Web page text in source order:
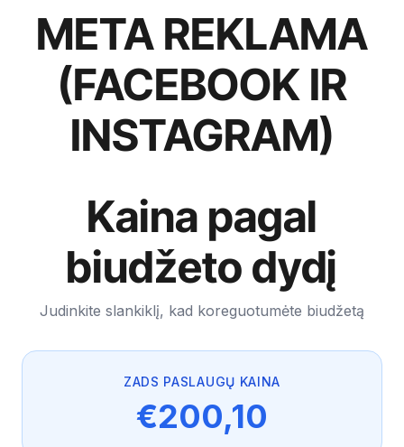
META REKLAMA
(FACEBOOK IR
INSTAGRAM)
Kaina pagal
biudžeto dydį
Judinkite slankiklį, kad koreguotumėte biudžetą
ZADS PASLAUGŲ KAINA
€200,10